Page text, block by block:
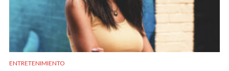
ENTRETENIMIENTO